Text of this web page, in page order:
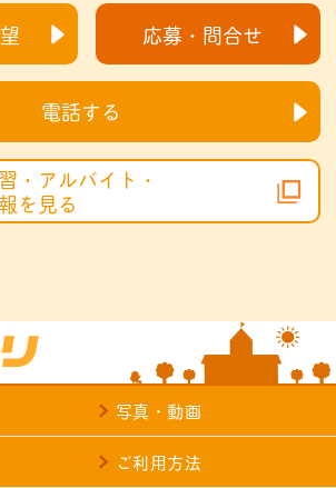
応募・問合せ
電話する
・アルバイト・
を見る
写真・動画
ご利用方法